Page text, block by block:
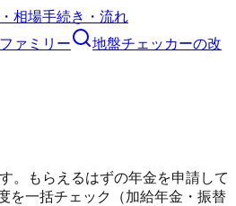
相場手続き・流れ
ァミリー 地盤チェッカーの改
。もらえるはずの年金を申請して
を一括チェック（加給年金・振替